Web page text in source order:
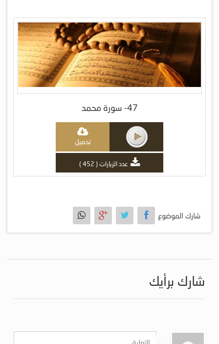
47- سورة محمد
تحميل
عدد الزيارات ( 452 )
شارك الموضوع
شارك برأيك